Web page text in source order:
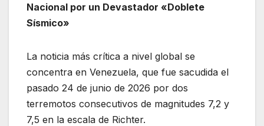
Nacional por un Devastador «Doblete
Sísmico»
La noticia más crítica a nivel global se
concentra en Venezuela, que fue sacudida el
pasado 24 de junio de 2026 por dos
terremotos consecutivos de magnitudes 7,2 y
7,5 en la escala de Richter.